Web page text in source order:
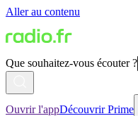
Aller au contenu
Que souhaitez-vous écouter ?
Ouvrir l'appDécouvrir Prime